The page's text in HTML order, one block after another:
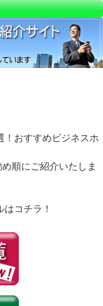
！おすすめビジネスホ
順にご紹介いたしま
コチラ！